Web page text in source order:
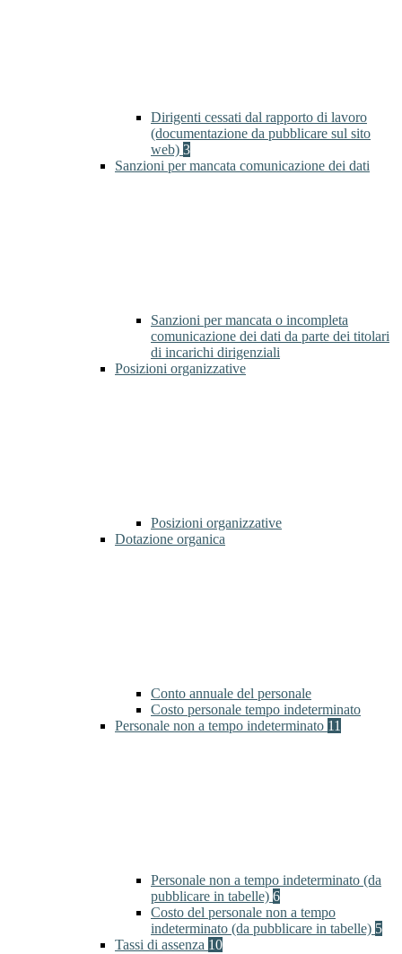
Dirigenti cessati dal rapporto di lavoro
(documentazione da pubblicare sul sito
web) 3
Sanzioni per mancata comunicazione dei dati
Sanzioni per mancata o incompleta
comunicazione dei dati da parte dei titolari
di incarichi dirigenziali
Posizioni organizzative
Posizioni organizzative
Dotazione organica
Conto annuale del personale
Costo personale tempo indeterminato
Personale non a tempo indeterminato 11
Personale non a tempo indeterminato (da
pubblicare in tabelle) 6
Costo del personale non a tempo
indeterminato (da pubblicare in tabelle) 5
Tassi di assenza 10